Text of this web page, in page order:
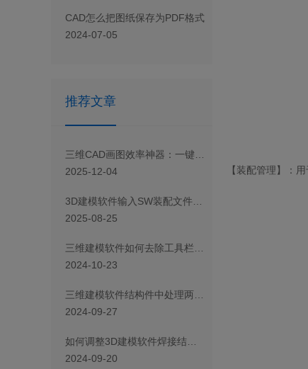
CAD怎么把图纸保存为PDF格式
2024-07-05
推荐文章
三维CAD画图效率神器：一键将圆转块
2025-12-04
3D建模软件输入SW装配文件后组件显示带锁怎样处理
2025-08-25
三维建模软件如何去除工具栏文字
2024-10-23
三维建模软件结构件中处理两面斜接焊件的方法
2024-09-27
如何调整3D建模软件焊接结构件中的截面方向至指定需求位置
2024-09-20
【装配管理】：